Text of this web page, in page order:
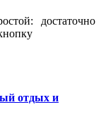
достаточно
отдых и